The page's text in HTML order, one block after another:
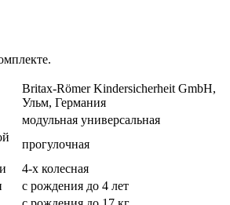
Britax-Römer Kindersicherheit GmbH,
Ульм, Германия
модульная универсальная
прогулочная
4-х колесная
с рождения до 4 лет